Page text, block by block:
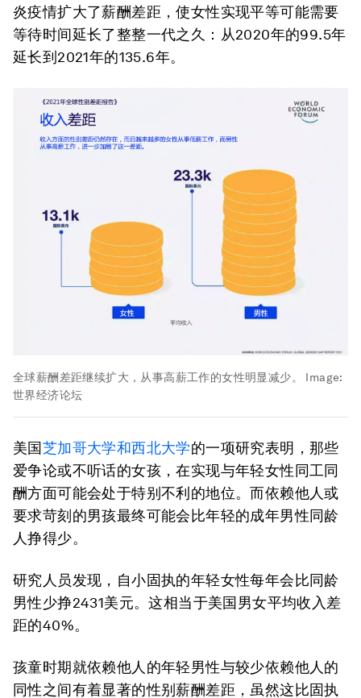
炎疫情扩大了薪酬差距，使女性实现平等可能需要
等待时间延长了整整一代之久：从2020年的99.5年
延长到2021年的135.6年。
全球薪酬差距继续扩大，从事高薪工作的女性明显减少。
Image:
世界经济论坛
美国芝加哥大学和西北大学的一项研究表明，那些
爱争论或不听话的女孩，在实现与年轻女性同工同
酬方面可能会处于特别不利的地位。而依赖他人或
要求苛刻的男孩最终可能会比年轻的成年男性同龄
人挣得少。
研究人员发现，自小固执的年轻女性每年会比同龄
男性少挣2431美元。这相当于美国男女平均收入差
距的40%。
孩童时期就依赖他人的年轻男性与较少依赖他人的
同性之间有着显著的性别薪酬差距，虽然这比固执